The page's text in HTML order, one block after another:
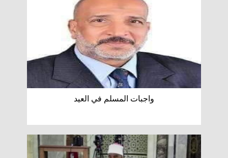
واجبات المسلم في العيد